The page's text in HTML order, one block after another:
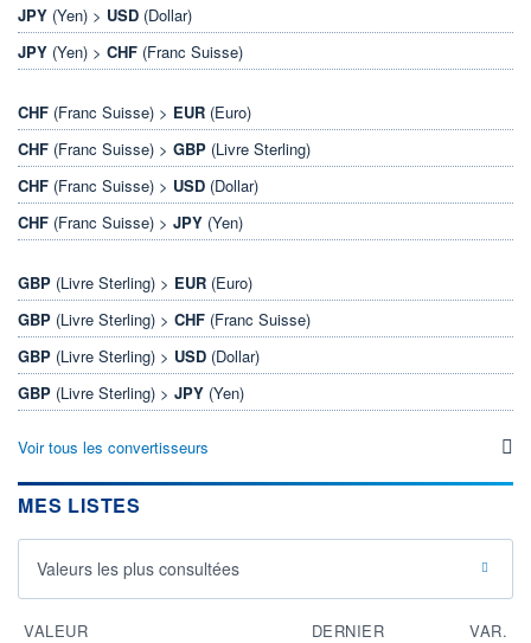
JPY (Yen) > USD (Dollar)
JPY (Yen) > CHF (Franc Suisse)
CHF (Franc Suisse) > EUR (Euro)
CHF (Franc Suisse) > GBP (Livre Sterling)
CHF (Franc Suisse) > USD (Dollar)
CHF (Franc Suisse) > JPY (Yen)
GBP (Livre Sterling) > EUR (Euro)
GBP (Livre Sterling) > CHF (Franc Suisse)
GBP (Livre Sterling) > USD (Dollar)
GBP (Livre Sterling) > JPY (Yen)
Voir tous les convertisseurs
MES LISTES
Valeurs les plus consultées
VALEUR DERNIER
VAR.